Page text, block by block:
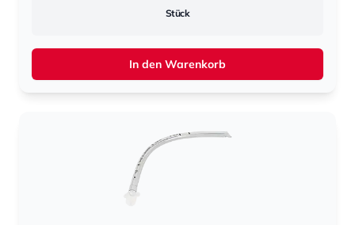
Stück
In den Warenkorb